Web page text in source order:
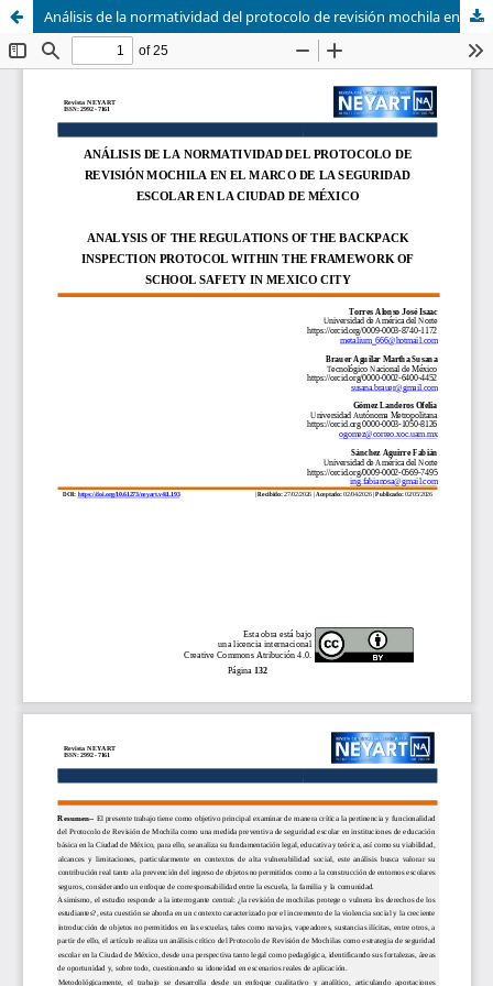
Análisis de la normatividad del protocolo de revisión mochila en el marco de la seguridad escolar en la Ciudad de México